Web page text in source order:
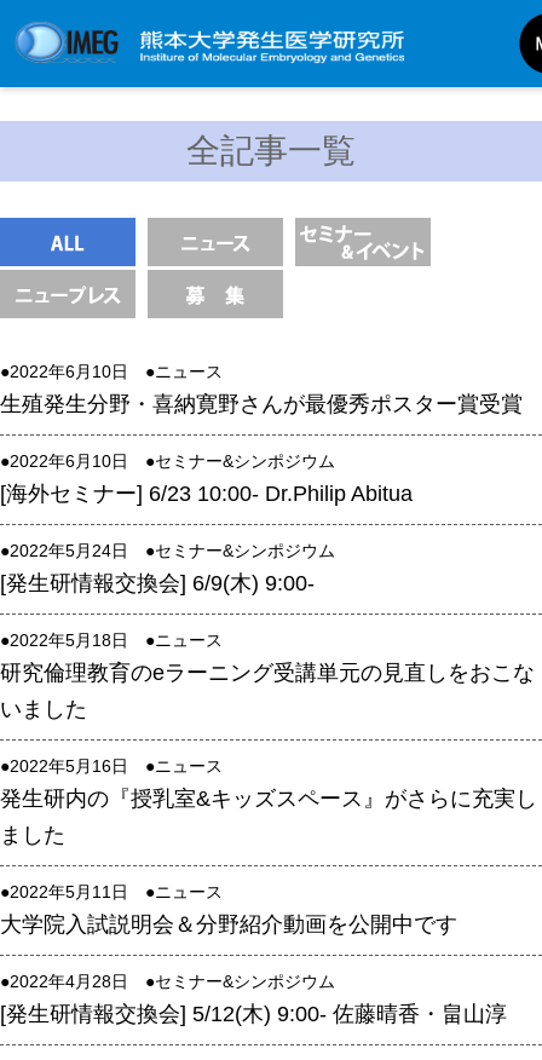
基本目標と基本方針
発生研の歴史
外部評価
パンフレット
研究不正防止対策
災害対策
男女共同参画事業
年報
研究分野紹介
ゲノム神経学分野
細胞脂質代謝分野
細胞医学分野
損傷修復分野
多能性幹細胞分野
組織幹細胞分野
幹細胞誘導分野
全記事一覧
●2022年6月10日 ●ニュース
生殖発生分野・喜納寛野さんが最優秀ポスター賞受賞
●2022年6月10日 ●セミナー&シンポジウム
[海外セミナー] 6/23 10:00- Dr.Philip Abitua
●2022年5月24日 ●セミナー&シンポジウム
[発生研情報交換会] 6/9(木) 9:00-
●2022年5月18日 ●ニュース
研究倫理教育のeラーニング受講単元の見直しをおこな
いました
●2022年5月16日 ●ニュース
発生研内の『授乳室&キッズスペース』がさらに充実し
ました
●2022年5月11日 ●ニュース
大学院入試説明会＆分野紹介動画を公開中です
●2022年4月28日 ●セミナー&シンポジウム
[発生研情報交換会] 5/12(木) 9:00- 佐藤晴香・畠山淳